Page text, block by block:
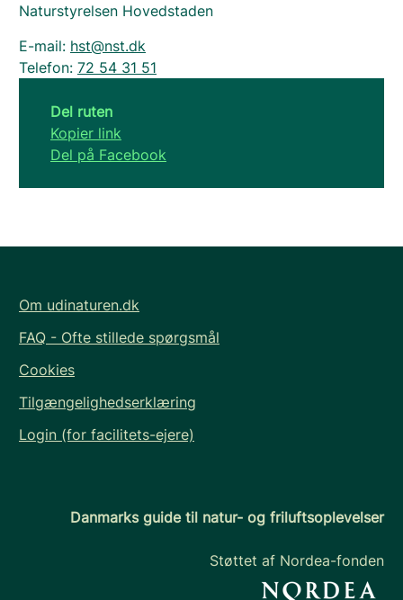
Naturstyrelsen Hovedstaden
E-mail: hst@nst.dk
Telefon: 72 54 31 51
Del ruten
Kopier link
Del på Facebook
Om udinaturen.dk
FAQ - Ofte stillede spørgsmål
Cookies
Tilgængelighedserklæring
Login (for facilitets-ejere)
Danmarks guide til natur- og friluftsoplevelser
Støttet af Nordea-fonden